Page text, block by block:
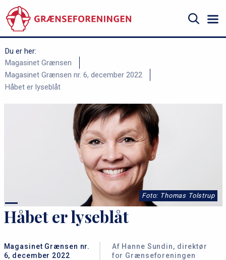
til
hovedindhold
Søg
Du er her:
Magasinet Grænsen
Magasinet Grænsen nr. 6, december 2022
Håbet er lyseblåt
Foto: Thomas Tolstrup
Håbet er lyseblåt
Magasinet Grænsen nr.
6, december 2022
Af Hanne Sundin, direktør
for Grænseforeningen